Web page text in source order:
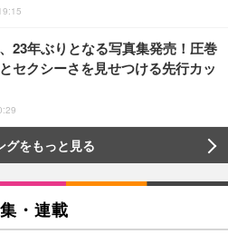
23年ぶりとなる写真集発売！圧巻
セクシーさを見せつける先行カッ
グをもっと見る
・連載